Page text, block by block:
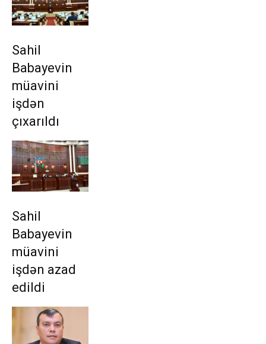
Sahil
Babayevin
müavini
işdən
çıxarıldı
Sahil
Babayevin
müavini
işdən azad
edildi